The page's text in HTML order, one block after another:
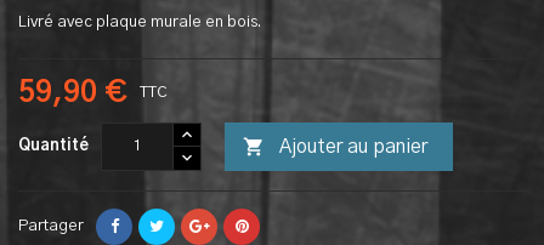
Livré avec plaque murale en bois.
59,90 € TTC
Quantité  Ajouter au panier
Partager